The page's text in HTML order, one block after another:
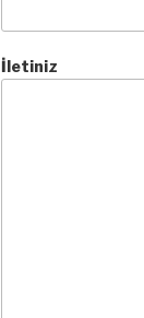
İletiniz